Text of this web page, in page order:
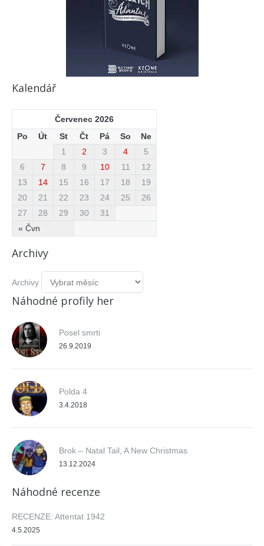
Kalendář
Červenec 2026
Po
Út St Čt Pá So Ne
« Čvn
1 2 3 4
5
6
7 8 9 10 11
12
13
14 15 16 17 18
19
20
21 22 23 24 25
26
27
28 29 30 31
Archivy
Archivy
Náhodné profily her
Posel smrti
26.9.2019
Polda 4
3.4.2018
Brok – Natal Tail, A New Christmas
13.12.2024
Náhodné recenze
RECENZE: Attentat 1942
4.5.2025